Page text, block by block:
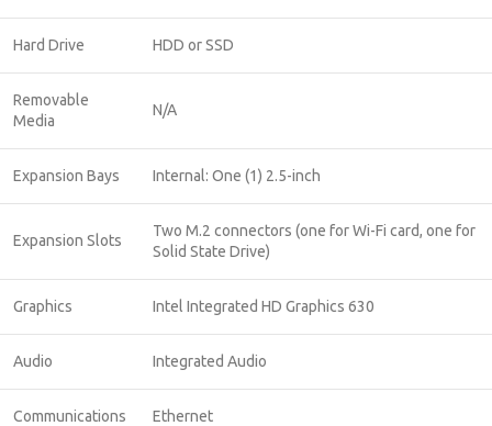
Hard Drive HDD or SSD
Removable
Media
N/A
Expansion Bays Internal: One (1) 2.5-inch
Expansion Slots
Two M.2 connectors (one for Wi-Fi card, one for
Solid State Drive)
Graphics Intel Integrated HD Graphics 630
Audio Integrated Audio
Communications Ethernet